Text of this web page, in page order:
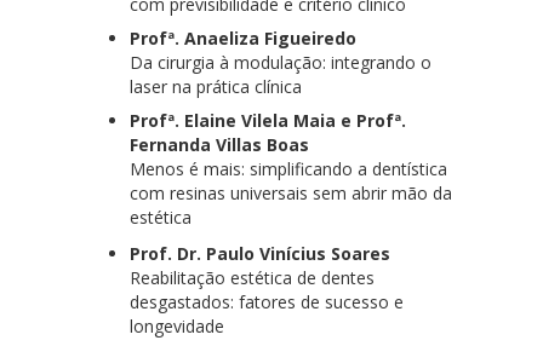
Profª. Anaeliza Figueiredo
Da cirurgia à modulação: integrando o
laser na prática clínica
Profª. Elaine Vilela Maia e Profª.
Fernanda Villas Boas
Menos é mais: simplificando a dentística
com resinas universais sem abrir mão da
estética
Prof. Dr. Paulo Vinícius Soares
Reabilitação estética de dentes
desgastados: fatores de sucesso e
longevidade